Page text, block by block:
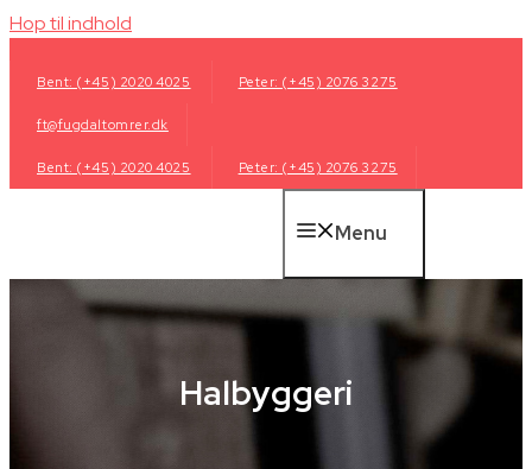
Hop til indhold
Bent: (+45) 2020 4025 Peter: (+45) 2076 3275
ft@fugdaltomrer.dk
Bent: (+45) 2020 4025 Peter: (+45) 2076 3275
Menu
Halbyggeri